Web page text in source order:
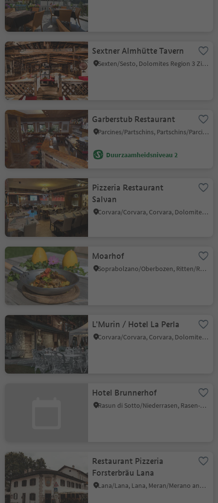
Sextner Almhütte Tavern
Sexten/Sesto, Dolomites Region 3 Zinnen
Garberstub Restaurant
Parcines/Partschins, Partschins/Parcines, Meran/Merano and environs
Duurzaamheidsniveau 2
Pizzeria Restaurant
Salvan
Corvara/Corvara, Corvara, Dolomites Region Alta Badia
Moarhof
Soprabolzano/Oberbozen, Ritten/Renon, Bolzano/Bozen and environs
L'Murin / Hotel La Perla
Corvara/Corvara, Corvara, Dolomites Region Alta Badia
Hotel Brunnerhof
Rasun di Sotto/Niederrasen, Rasen-Antholz/Rasun Anterselva, Dolomites Region Kronplatz/Plan de Corones
Restaurant Pizzeria
Forsterbräu Lana
Lana/Lana, Lana, Meran/Merano and environs